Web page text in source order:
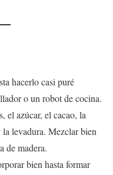
hacerlo casi puré
o un robot de cocina.
el azúcar, el cacao, la
levadura. Mezclar bien
de madera.
bien hasta formar